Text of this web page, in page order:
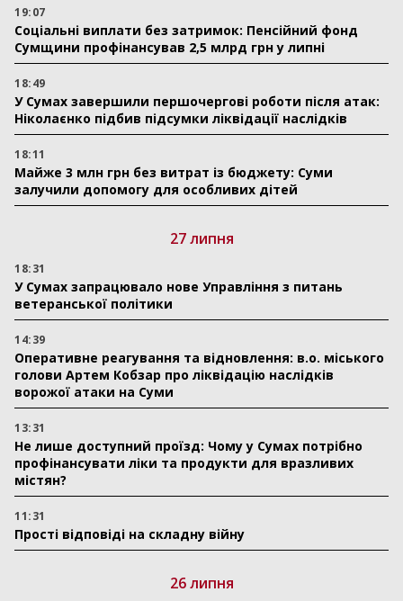
19:07
Соціальні виплати без затримок: Пенсійний фонд
Сумщини профінансував 2,5 млрд грн у липні
18:49
У Сумах завершили першочергові роботи після атак:
Ніколаєнко підбив підсумки ліквідації наслідків
18:11
Майже 3 млн грн без витрат із бюджету: Суми
залучили допомогу для особливих дітей
27 липня
18:31
У Сумах запрацювало нове Управління з питань
ветеранської політики
14:39
Оперативне реагування та відновлення: в.о. міського
голови Артем Кобзар про ліквідацію наслідків
ворожої атаки на Суми
13:31
Не лише доступний проїзд: Чому у Сумах потрібно
профінансувати ліки та продукти для вразливих
містян?
11:31
Прості відповіді на складну війну
26 липня